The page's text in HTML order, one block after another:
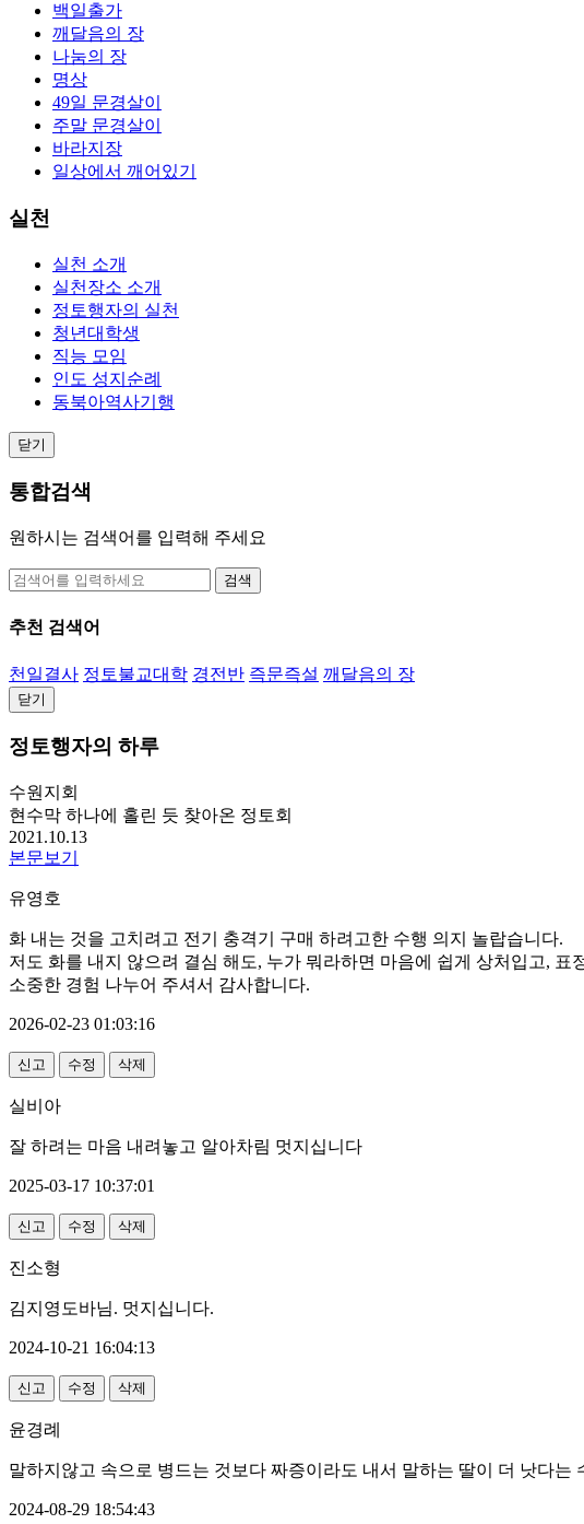
백일출가
깨달음의 장
나눔의 장
명상
49일 문경살이
주말 문경살이
바라지장
일상에서 깨어있기
실천
실천 소개
실천장소 소개
정토행자의 실천
청년대학생
직능 모임
인도 성지순례
동북아역사기행
닫기
통합검색
원하시는 검색어를 입력해 주세요
검색
추천 검색어
천일결사 정토불교대학 경전반 즉문즉설 깨달음의 장
닫기
정토행자의 하루
수원지회
현수막 하나에 홀린 듯 찾아온 정토회
2021.10.13
본문보기
유영호
화 내는 것을 고치려고 전기 충격기 구매 하려고한 수행 의지 놀랍습니다.
저도 화를 내지 않으려 결심 해도, 누가 뭐라하면 마음에 쉽게 상처입고,
소중한 경험 나누어 주셔서 감사합니다.
2026-02-23 01:03:16
신고 수정 삭제
실비아
잘 하려는 마음 내려놓고 알아차림 멋지십니다
2025-03-17 10:37:01
신고 수정 삭제
진소형
김지영도바님. 멋지십니다.
2024-10-21 16:04:13
신고 수정 삭제
윤경례
말하지않고 속으로 병드는 것보다 짜증이라도 내서 말하는 딸이 더 낫다
2024-08-29 18:54:43